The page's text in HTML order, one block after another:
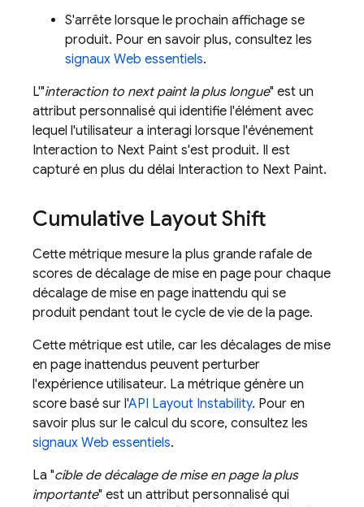
S'arrête lorsque le prochain affichage se
produit. Pour en savoir plus, consultez les
signaux Web essentiels.
L'"interaction to next paint la plus longue" est un
attribut personnalisé qui identifie l'élément avec
lequel l'utilisateur a interagi lorsque l'événement
Interaction to Next Paint s'est produit. Il est
capturé en plus du délai Interaction to Next Paint.
Cumulative Layout Shift
Cette métrique mesure la plus grande rafale de
scores de décalage de mise en page pour chaque
décalage de mise en page inattendu qui se
produit pendant tout le cycle de vie de la page.
Cette métrique est utile, car les décalages de mise
en page inattendus peuvent perturber
l'expérience utilisateur. La métrique génère un
score basé sur l'API Layout Instability. Pour en
savoir plus sur le calcul du score, consultez les
signaux Web essentiels.
La "cible de décalage de mise en page la plus
importante" est un attribut personnalisé qui